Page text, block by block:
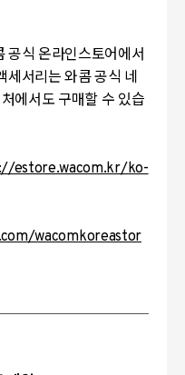
공식 온라인스토어에서
세서리는 와콤 공식 네
에서도 구매할 수 있습
estore.wacom.kr/ko-
wacomkoreastor